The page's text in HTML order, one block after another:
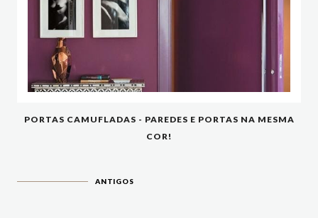
PORTAS CAMUFLADAS - PAREDES E PORTAS NA MESMA
COR!
ANTIGOS